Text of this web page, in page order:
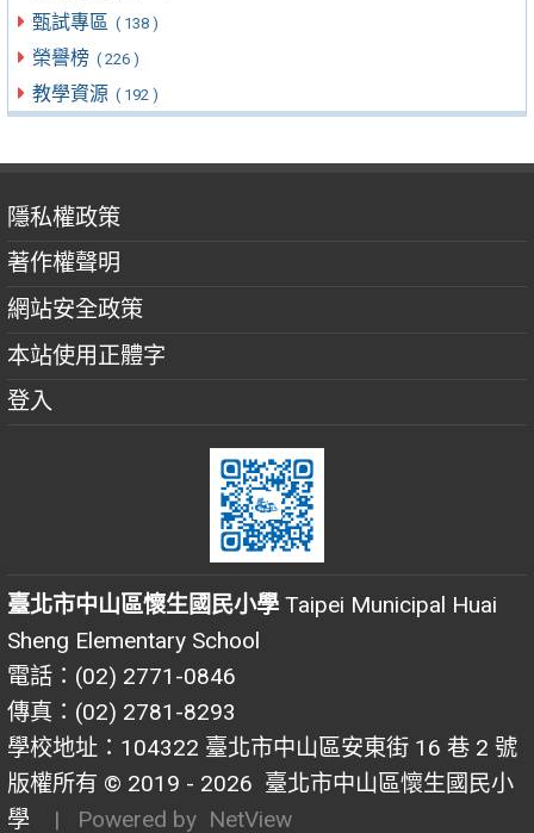
甄試專區 ( 138 )
榮譽榜 ( 226 )
教學資源 ( 192 )
隱私權政策
著作權聲明
網站安全政策
本站使用正體字
登入
臺北市中山區懷生國民小學 Taipei Municipal Huai
Sheng Elementary School
電話：(02) 2771-0846
傳真：(02) 2781-8293
學校地址：104322 臺北市中山區安東街 16 巷 2 號
版權所有 © 2019 - 2026 臺北市中山區懷生國民小
學
| Powered by NetView